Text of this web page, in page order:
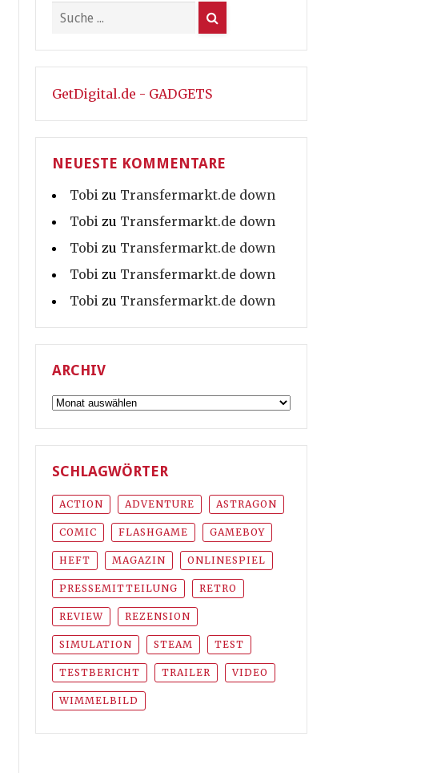
GetDigital.de - GADGETS
NEUESTE KOMMENTARE
Tobi zu Transfermarkt.de down
Tobi zu Transfermarkt.de down
Tobi zu Transfermarkt.de down
Tobi zu Transfermarkt.de down
Tobi zu Transfermarkt.de down
ARCHIV
Archiv
SCHLAGWÖRTER
ACTION ADVENTURE ASTRAGON
COMIC FLASHGAME GAMEBOY
HEFT MAGAZIN ONLINESPIEL
PRESSEMITTEILUNG RETRO
REVIEW REZENSION
SIMULATION STEAM TEST
TESTBERICHT TRAILER VIDEO
WIMMELBILD